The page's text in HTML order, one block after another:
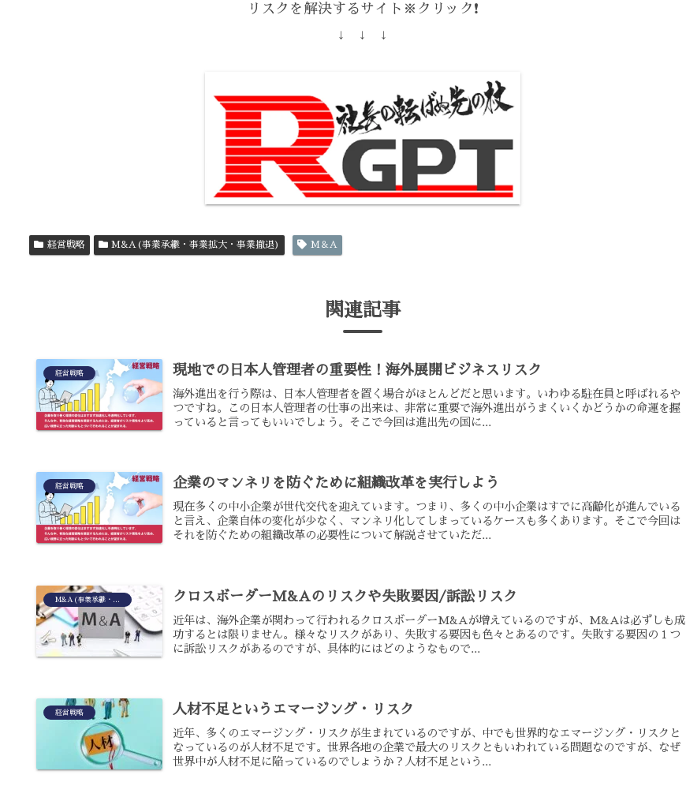
リスクを解決するサイト※クリック❗️
↓ ↓ ↓
経営戦略 M&A(事業承継・事業拡大・事業撤退) M＆A
関連記事
経営戦略 現地での日本人管理者の重要性！海外展開ビジネスリスク
海外進出を行う際は、日本人管理者を置く場合がほとんどだと思います。いわゆる駐在員と呼ばれるや
つですね。この日本人管理者の仕事の出来は、非常に重要で海外進出がうまくいくかどうかの命運を握
っていると言ってもいいでしょう。そこで今回は進出先の国に...
経営戦略 企業のマンネリを防ぐために組織改革を実行しよう
現在多くの中小企業が世代交代を迎えています。つまり、多くの中小企業はすでに高齢化が進んでいる
と言え、企業自体の変化が少なく、マンネリ化してしまっているケースも多くあります。そこで今回は
それを防ぐための組織改革の必要性について解説させていただ...
クロスボーダーM&Aのリスクや失敗要因/訴訟リスク
近年は、海外企業が関わって行われるクロスボーダーM&Aが増えているのですが、M&Aは必ずしも成
功するとは限りません。様々なリスクがあり、失敗する要因も色々とあるのです。失敗する要因の１つ
に訴訟リスクがあるのですが、具体的にはどのようなもので...
経営戦略 人材不足というエマージング・リスク
近年、多くのエマージング・リスクが生まれているのですが、中でも世界的なエマージング・リスクと
なっているのが人材不足です。世界各地の企業で最大のリスクともいわれている問題なのですが、なぜ
世界中が人材不足に陥っているのでしょうか？人材不足という...